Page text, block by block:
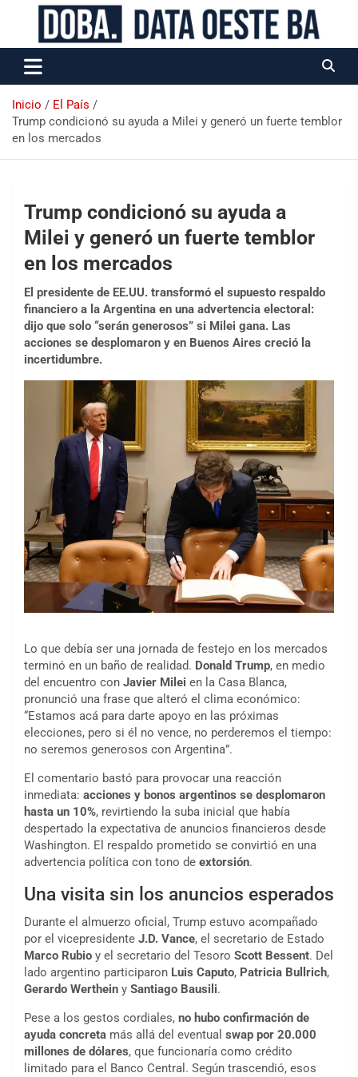
Data Oeste BA
Inicio
El País
Trump condicionó su ayuda a Milei y generó un fuerte temblor
en los mercados
Trump condicionó su ayuda a
Milei y generó un fuerte temblor
en los mercados
El presidente de EE.UU. transformó el supuesto respaldo
financiero a la Argentina en una advertencia electoral:
dijo que solo “serán generosos” si Milei gana. Las
acciones se desplomaron y en Buenos Aires creció la
incertidumbre.
Lo que debía ser una jornada de festejo en los mercados
terminó en un baño de realidad. Donald Trump, en medio
del encuentro con Javier Milei en la Casa Blanca,
pronunció una frase que alteró el clima económico:
“Estamos acá para darte apoyo en las próximas
elecciones, pero si él no vence, no perderemos el tiempo:
no seremos generosos con Argentina”.
El comentario bastó para provocar una reacción
inmediata: acciones y bonos argentinos se desplomaron
hasta un 10%, revirtiendo la suba inicial que había
despertado la expectativa de anuncios financieros desde
Washington. El respaldo prometido se convirtió en una
advertencia política con tono de extorsión.
Una visita sin los anuncios esperados
Durante el almuerzo oficial, Trump estuvo acompañado
por el vicepresidente J.D. Vance, el secretario de Estado
Marco Rubio y el secretario del Tesoro Scott Bessent. Del
lado argentino participaron Luis Caputo, Patricia Bullrich,
Gerardo Werthein y Santiago Bausili.
Pese a los gestos cordiales, no hubo confirmación de
ayuda concreta más allá del eventual swap por 20.000
millones de dólares, que funcionaría como crédito
limitado para el Banco Central. Según trascendió, esos